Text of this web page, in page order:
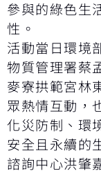
參與的綠色生
性。
活動當日環境
物質管理署蔡
麥寮拱範宮林
眾熱情互動，
化災防制、環
安全且永續的
諮詢中心洪肇